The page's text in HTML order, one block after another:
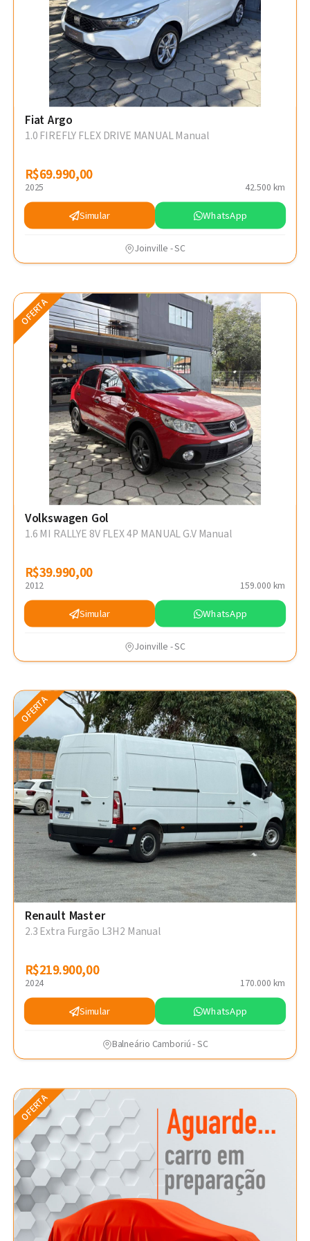
Fiat Argo
1.0 FIREFLY FLEX DRIVE MANUAL Manual
R$69.990,00
R$69.990,00
2025 42.500 km
Simular WhatsApp
Joinville - SC
OFERTA
Volkswagen Gol
1.6 MI RALLYE 8V FLEX 4P MANUAL G.V Manual
R$39.990,00
R$39.990,00
2012 159.000 km
Simular WhatsApp
Joinville - SC
OFERTA
Renault Master
2.3 Extra Furgão L3H2 Manual
R$219.900,00
R$219.900,00
2024 170.000 km
Simular WhatsApp
Balneário Camboriú - SC
OFERTA